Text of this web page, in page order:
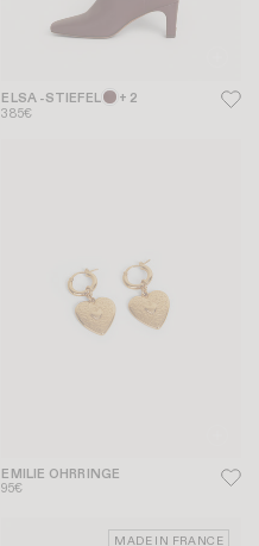
ELSA -STIEFEL + 2
385€
EMILIE OHRRINGE
95€
MADE IN FRANCE